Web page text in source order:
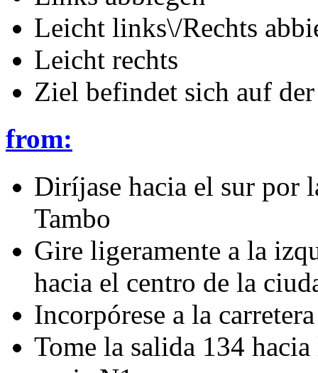
Leicht links\/Rechts
Leicht rechts
Ziel befindet sich auf
from:
Diríjase hacia el sur por
Tambo
Gire ligeramente a la
hacia el centro de la
Incorpórese a la
Tome la salida 134